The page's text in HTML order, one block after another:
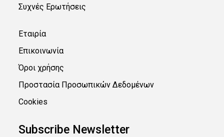
Συχνές Ερωτήσεις
Εταιρία
Επικοινωνία
Όροι χρήσης
Προστασία Προσωπικών Δεδομένων
Cookies
Subscribe Newsletter